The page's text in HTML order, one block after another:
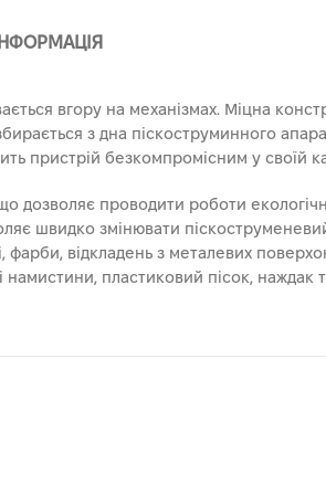
вгору на механізмах. Міцна
з дна піскоструминного
пристрій безкомпромісним у своїй
дозволяє проводити роботи
швидко змінювати
відкладень з металевих
пластиковий пісок, наждак